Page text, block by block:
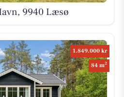
9940 Læsø
1.849.000 kr
84 m2